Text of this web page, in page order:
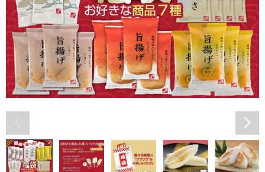
福袋
お魚たんぱくわんぱくセ
ット
お誕生日祝い・長寿祝い ごはんのおとも
晩酌のおとも
仙臺BLACK
季節のかねささ とうも
ろこし